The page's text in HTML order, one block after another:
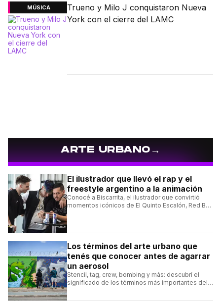
MÚSICA
Trueno y Milo J conquistaron Nueva
York con el cierre del LAMC
ARTE URBANO→
El ilustrador que llevó el rap y el
freestyle argentino a la animación
Conocé a Biscarrita, el ilustrador que convirtió
momentos icónicos de El Quinto Escalón, Red Bull
Los términos del arte urbano que
tenés que conocer antes de agarrar
un aerosol
Stencil, tag, crew, bombing y más: descubrí el
significado de los términos más importantes del